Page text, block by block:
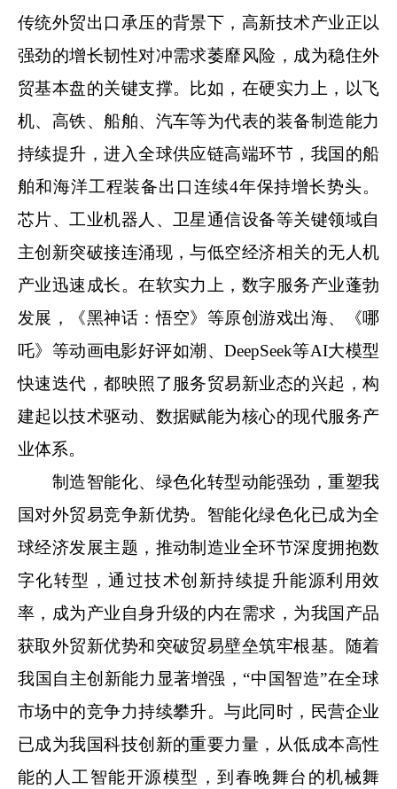
传统外贸出口承压的背景下，高新技术产业正以
强劲的增长韧性对冲需求萎靡风险，成为稳住外
贸基本盘的关键支撑。比如，在硬实力上，以飞
机、高铁、船舶、汽车等为代表的装备制造能力
持续提升，进入全球供应链高端环节，我国的船
舶和海洋工程装备出口连续4年保持增长势头。
芯片、工业机器人、卫星通信设备等关键领域自
主创新突破接连涌现，与低空经济相关的无人机
产业迅速成长。在软实力上，数字服务产业蓬勃
发展，《黑神话：悟空》等原创游戏出海、《哪
吒》等动画电影好评如潮、DeepSeek等AI大模型
快速迭代，都映照了服务贸易新业态的兴起，构
建起以技术驱动、数据赋能为核心的现代服务产
业体系。
制造智能化、绿色化转型动能强劲，重塑我
国对外贸易竞争新优势。智能化绿色化已成为全
球经济发展主题，推动制造业全环节深度拥抱数
字化转型，通过技术创新持续提升能源利用效
率，成为产业自身升级的内在需求，为我国产品
获取外贸新优势和突破贸易壁垒筑牢根基。随着
我国自主创新能力显著增强，“中国智造”在全球
市场中的竞争力持续攀升。与此同时，民营企业
已成为我国科技创新的重要力量，从低成本高性
能的人工智能开源模型，到春晚舞台的机械舞